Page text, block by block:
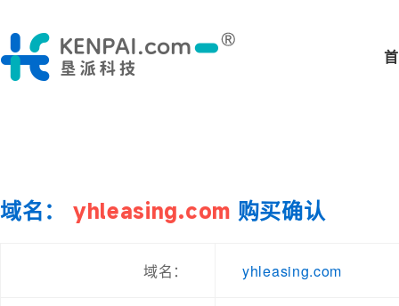
域名： yhleasing.com 购买确认
域名： yhleasing.com